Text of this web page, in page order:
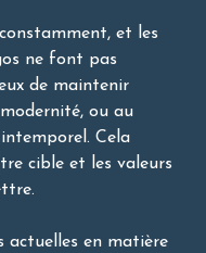
et les
ne font pas
de maintenir
ou au
Cela
cible et les valeurs
actuelles en matière